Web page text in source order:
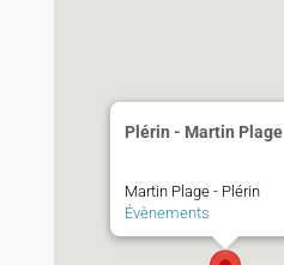
Plérin - Martin Plage
Martin Plage - Plérin
Évènements